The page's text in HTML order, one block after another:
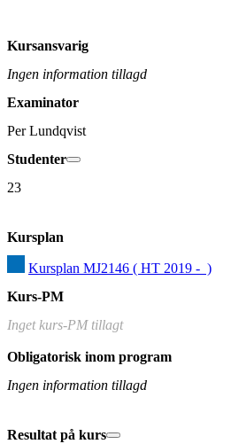
Kursansvarig
Ingen information tillagd
Examinator
Per Lundqvist
Studenter
23
Kursplan
Kursplan MJ2146 ( HT 2019 -  )
Kurs-PM
Inget kurs-PM tillagt
Obligatorisk inom program
Ingen information tillagd
Resultat på kurs